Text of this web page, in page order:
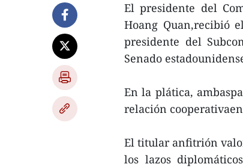
El presidente del
Hoang Quan,recibió
presidente del
Senado
En la plática,
relación
El titular anfitrión
los lazos